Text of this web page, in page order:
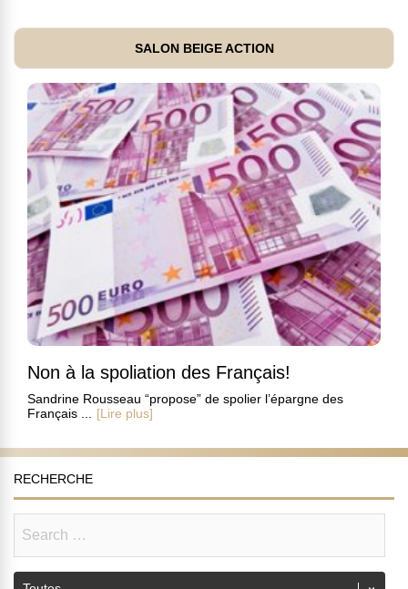
SALON BEIGE ACTION
Non à la spoliation des Français!
Sandrine Rousseau “propose” de spolier l’épargne des
Français ...
[Lire plus]
RECHERCHE